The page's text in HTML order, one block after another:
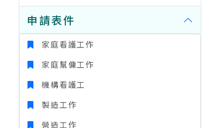
申請表件
家庭看護工作
家庭幫傭工作
機構看護工
製造工作
營造工作